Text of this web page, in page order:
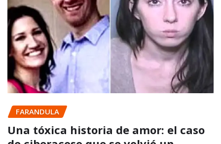
FARANDULA
Una tóxica historia de amor: el caso